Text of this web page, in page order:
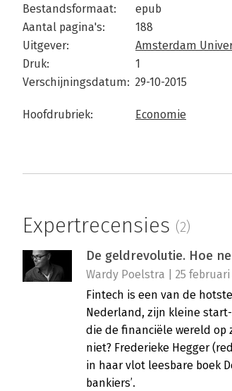
Bestandsformaat:
epub
Aantal pagina's:
188
Uitgever:
Amsterdam
Druk:
1
Verschijningsdatum: 29-10-2015
Hoofdrubriek: Economie
Expertrecensies (2)
De geldrevolutie. Hoe
Wardy Poelstra | 25 februari
Fintech is een van de
Nederland, zijn kleine
die de financiële wereld op
niet? Frederieke Hegger
in haar vlot leesbare boek
bankiers’.